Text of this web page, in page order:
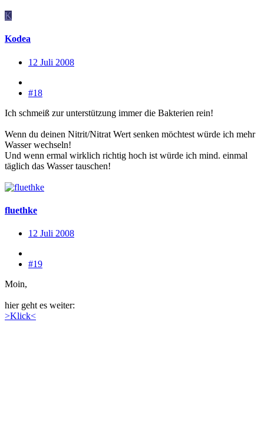
K
Kodea
12 Juli 2008
#18
Ich schmeiß zur unterstützung immer die Bakterien rein!
Wenn du deinen Nitrit/Nitrat Wert senken möchtest würde ich mehr
Wasser wechseln!
Und wenn ermal wirklich richtig hoch ist würde ich mind. einmal
täglich das Wasser tauschen!
fluethke
12 Juli 2008
#19
Moin,
hier geht es weiter:
>Klick<